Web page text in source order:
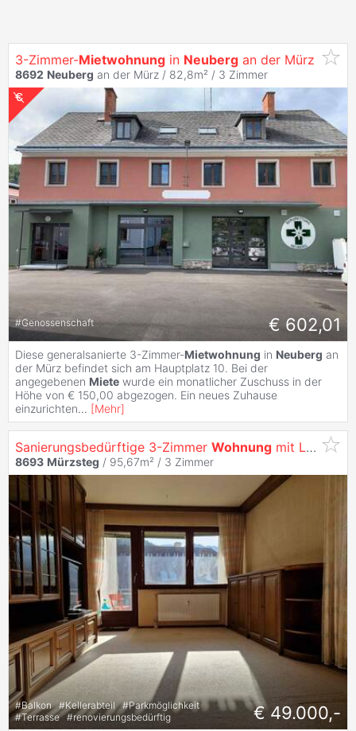
3-Zimmer-Mietwohnung in Neuberg an der Mürz
8692 Neuberg an der Mürz / 82,8m² / 3 Zimmer
#Genossenschaft € 602,01
Diese generalsanierte 3-Zimmer-Mietwohnung in Neuberg an
der Mürz befindet sich am Hauptplatz 10. Bei der
angegebenen Miete wurde ein monatlicher Zuschuss in der
Höhe von € 150,00 abgezogen. Ein neues Zuhause
einzurichten... [Mehr]
Sanierungsbedürftige 3-Zimmer Wohnung mit Loggia und Terrasse
8693 Mürzsteg / 95,67m² / 3 Zimmer
#Balkon #Kellerabteil #Parkmöglichkeit
#Terrasse #renovierungsbedürftig € 49.000,-